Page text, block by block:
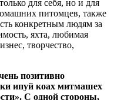
для себя, но и для
питомцев, также
конкретным людям за
яхта, любимая
творчество,
позитивно
ипуй коах митмашех
С одной стороны,